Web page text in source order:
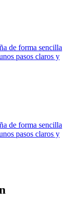
de forma sencilla
pasos claros y
de forma sencilla
pasos claros y